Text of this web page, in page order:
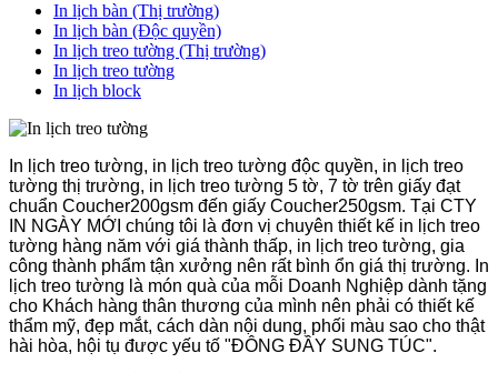
In lịch bàn (Thị trường)
In lịch bàn (Độc quyền)
In lịch treo tường (Thị trường)
In lịch treo tường
In lịch block
In lịch treo tường, in lịch treo tường độc quyền, in lịch treo
tường thị trường, in lịch treo tường 5 tờ, 7 tờ trên giấy đạt
chuẩn Coucher200gsm đến giấy Coucher250gsm. Tại CTY
IN NGÀY MỚI chúng tôi là đơn vị chuyên thiết kế in lịch treo
tường hàng năm với giá thành thấp, in lịch treo tường, gia
công thành phẩm tận xưởng nên rất bình ổn giá thị trường. In
lịch treo tường là món quà của mỗi Doanh Nghiệp dành tặng
cho Khách hàng thân thương của mình nên phải có thiết kế
thẩm mỹ, đẹp mắt, cách dàn nội dung, phối màu sao cho thật
hài hòa, hội tụ được yếu tố "ĐÔNG ĐẦY SUNG TÚC".